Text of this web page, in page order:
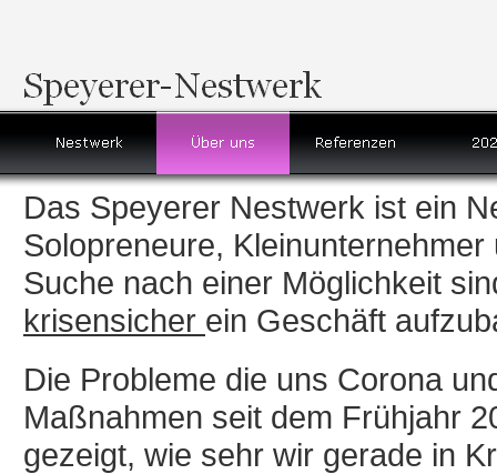
Das Speyerer Nestwerk ist ein
Solopreneure,
Suche nach einer Möglichkeit
krisensicher ein Geschäft
Die Probleme die uns Corona
Maßnahmen seit dem Frühjahr
gezeigt, wie sehr wir gerade in